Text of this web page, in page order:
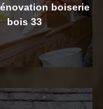
boiserie
bois 33